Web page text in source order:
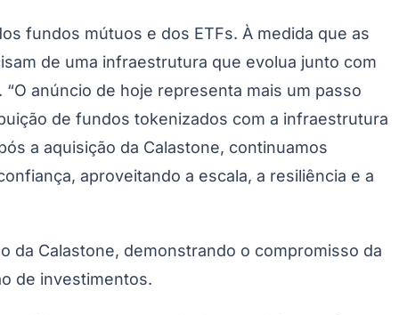
fundos mútuos e dos ETFs. À medida que as
de uma infraestrutura que evolua junto com
. “O anúncio de hoje representa mais um passo
de fundos tokenizados com a infraestrutura
a aquisição da Calastone, continuamos
aproveitando a escala, a resiliência e a
da Calastone, demonstrando o compromisso da
de investimentos.